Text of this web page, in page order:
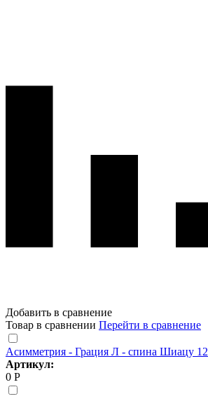
Добавить в сравнение
Товар в сравнении Перейти в сравнение
Асимметрия - Грация Л - спина Шиацу 12
Артикул:
0 Р